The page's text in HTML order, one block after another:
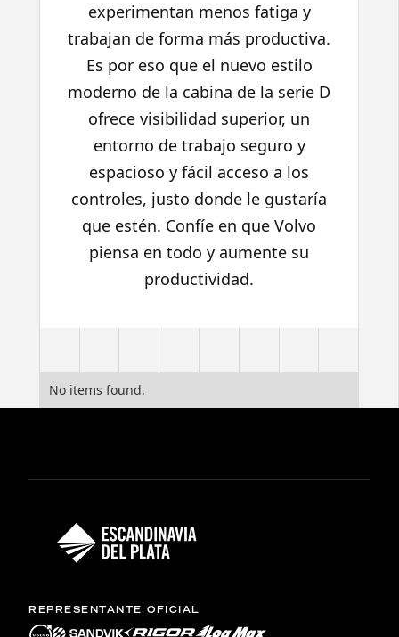
experimentan menos fatiga y
trabajan de forma más productiva.
Es por eso que el nuevo estilo
moderno de la cabina de la serie D
ofrece visibilidad superior, un
entorno de trabajo seguro y
espacioso y fácil acceso a los
controles, justo donde le gustaría
que estén. Confíe en que Volvo
piensa en todo y aumente su
productividad.
No items found.
REPRESENTANTE OFICIAL